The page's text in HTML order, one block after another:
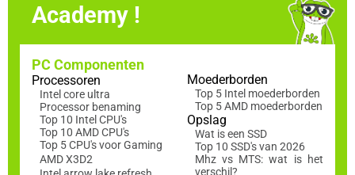
Academy !
PC Componenten
Processoren
Intel core ultra
Processor benaming
Top 10 Intel CPU's
Top 10 AMD CPU's
Top 5 CPU's voor Gaming
AMD X3D2
Moederborden
Top 5 Intel moederborden
Top 5 AMD moederborden
Opslag
Wat is een SSD
Top 10 SSD's van 2026
Mhz vs MTS: wat is het
verschil?